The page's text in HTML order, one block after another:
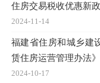
住房交易税收优惠新
2024-11-14
福建省住房和城乡建
赁住房运营管理办法
2024-10-17